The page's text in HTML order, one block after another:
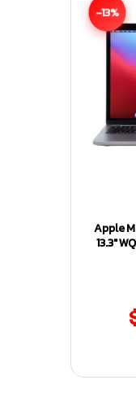
-13%
Apple
13.3″